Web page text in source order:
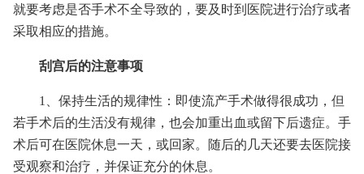
就要考虑是否手术不全导致的，要及时到医院进行治疗或者
采取相应的措施。
刮宫后的注意事项
1、保持生活的规律性：即使流产手术做得很成功，但
若手术后的生活没有规律，也会加重出血或留下后遗症。手
术后可在医院休息一天，或回家。随后的几天还要去医院接
受观察和治疗，并保证充分的休息。